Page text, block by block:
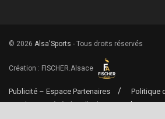
© 2026 Alsa'Sports - Tous droits réservés
Création : FISCHER.Alsace
Publicité – Espace Partenaires
Politique
Conditions générales d’utilisation